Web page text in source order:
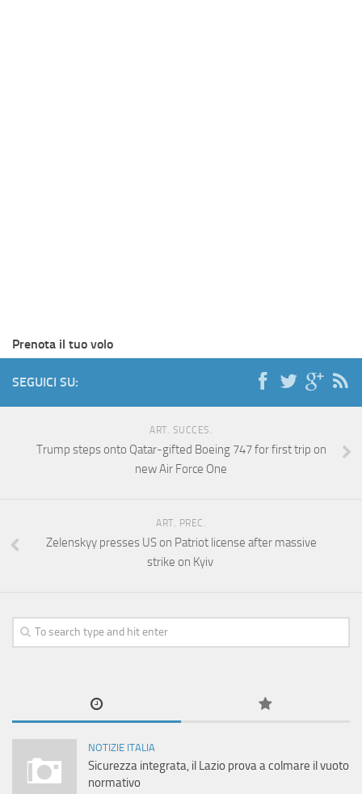
Prenota il tuo volo
SEGUICI SU:
ART. SUCCES.
Trump steps onto Qatar-gifted Boeing 747 for first trip on
new Air Force One
ART. PREC.
Zelenskyy presses US on Patriot license after massive
strike on Kyiv
NOTIZIE ITALIA
Sicurezza integrata, il Lazio prova a colmare il vuoto
normativo